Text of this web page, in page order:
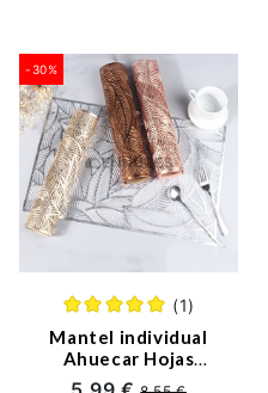
-30%
(1)
Mantel individual
Ahuecar Hojas
Nórdica